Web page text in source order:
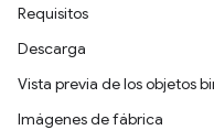
Requisitos
Descarga
Vista previa de los objetos
Imágenes de fábrica